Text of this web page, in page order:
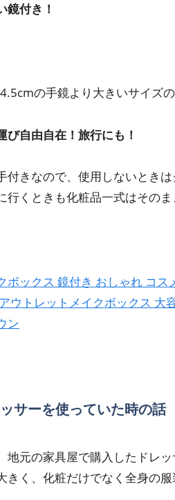
鏡付き！
の手鏡より大きいサイズ
び自由自在！旅行にも！
付きなので、使用しないとき
行くときも化粧品一式はその
ボックス 鏡付き おしゃれ コ
ウトレットメイクボックス 大
ン
ッサーを使っていた時の話
地元の家具屋で購入したドレッ
きく、化粧だけでなく全身の